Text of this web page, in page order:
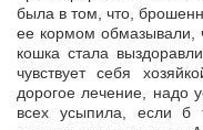
была в том, что,
ее кормом обмазывали,
кошка стала
чувствует себя
дорогое лечение, надо
всех усыпила, если б